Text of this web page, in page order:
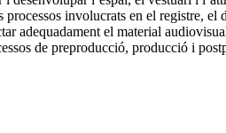
processos involucrats en el registre,
adequadament el material
de preproducció, producció i